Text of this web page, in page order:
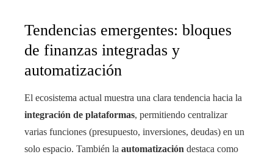
Tendencias emergentes: bloques
de finanzas integradas y
automatización
El ecosistema actual muestra una clara tendencia hacia la
integración de plataformas, permitiendo centralizar
varias funciones (presupuesto, inversiones, deudas) en un
solo espacio. También la automatización destaca como